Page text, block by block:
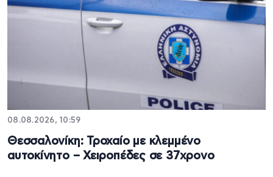
08.08.2026, 10:59
Θεσσαλονίκη: Τροχαίο με κλεμμένο
αυτοκίνητο – Χειροπέδες σε 37χρονο